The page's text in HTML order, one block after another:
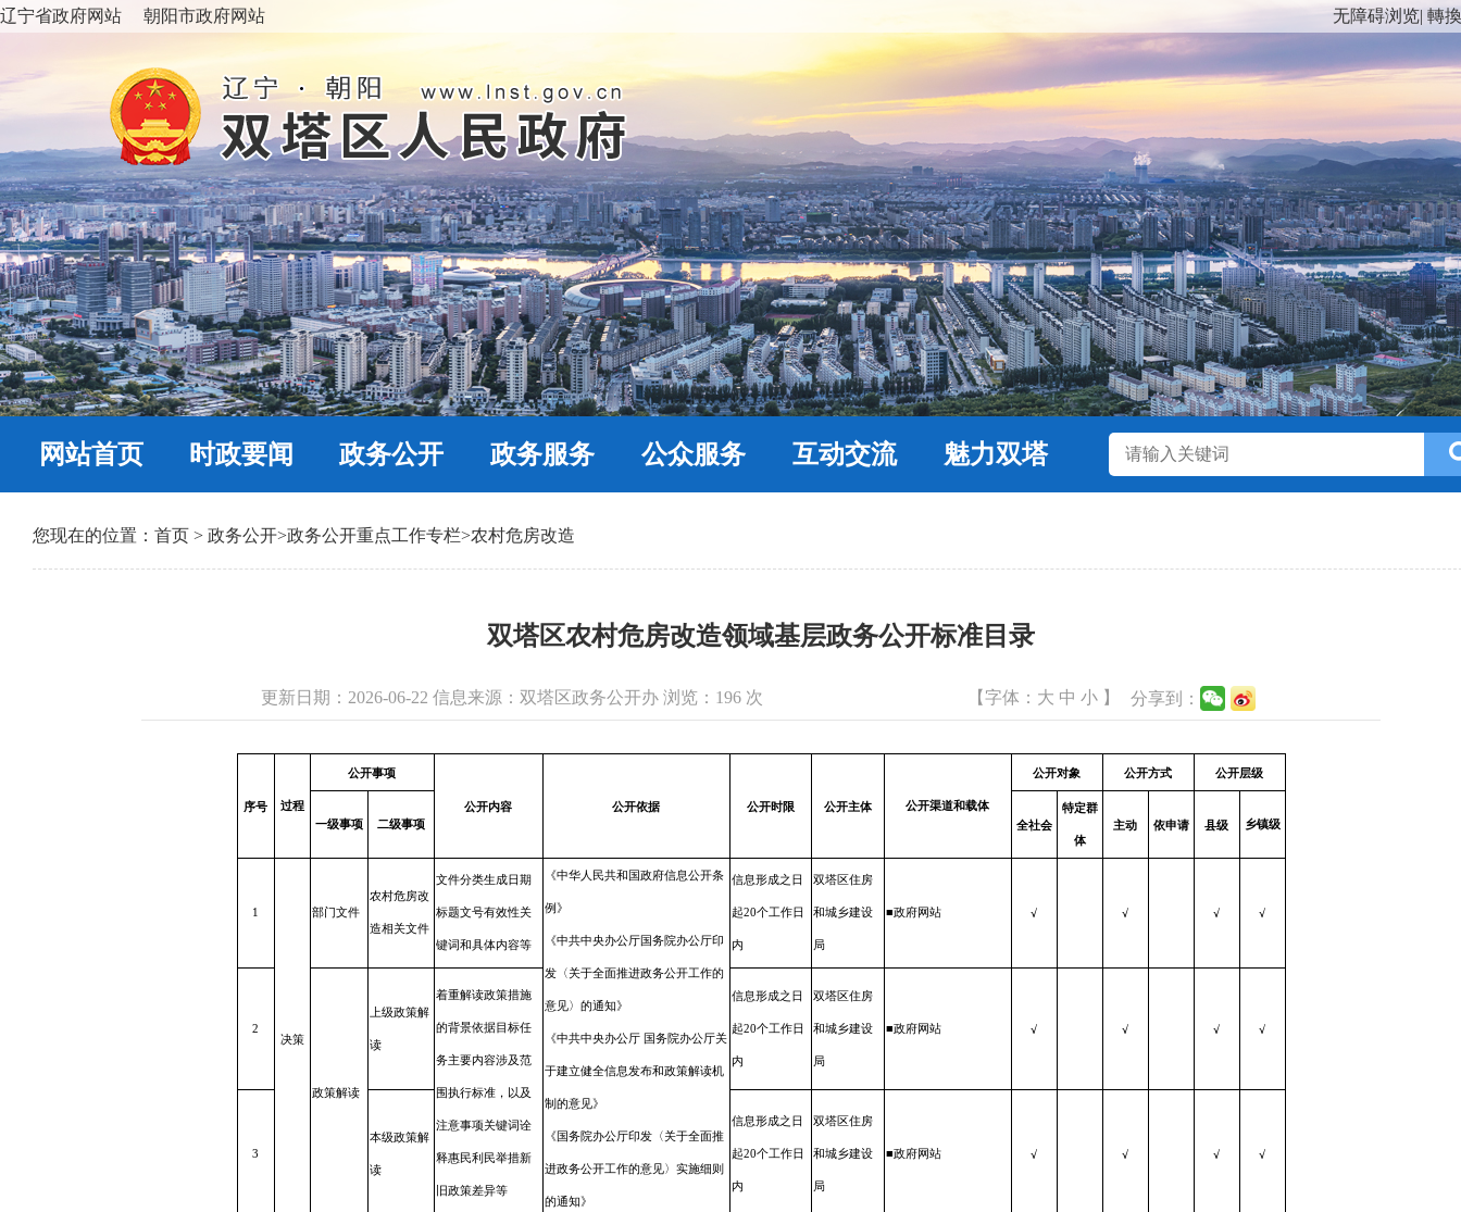
辽宁省政府网站 朝阳市政府网站 无障碍浏览| 轉
网站首页 时政要闻 政务公开 政务服务 公众服务 互动交流 魅力双塔
您现在的位置： 首页 > 政务公开>政务公开重点工作专栏>农村危房改造
双塔区农村危房改造领域基层政务公开标准目录
更新日期：2026-06-22 信息来源：双塔区政务公开办 浏览： 196 次 【字体： 大 中 小 】 分享到：
序号 过程
公开事项
公开内容 公开依据 公开时限 公开主体 公开渠道和载体
公开对象 公开方式 公开层级
一级事项 二级事项 全社会
特定群
体
主动 依申请 县级 乡镇级
1
决策
部门文件
农村危房改
造相关文件
文件分类生成日期
标题文号有效性关
键词和具体内容等
《中华人民共和国政府信息公开条
例》
《中共中央办公厅国务院办公厅印
发〈关于全面推进政务公开工作的
意见〉的通知》
《中共中央办公厅 国务院办公厅关
于建立健全信息发布和政策解读机
制的意见》
《国务院办公厅印发〈关于全面推
进政务公开工作的意见〉实施细则
的通知》
信息形成之 日
起20个工作日
内
双塔区住房
和城乡建设
局
■政府网站 √ √ √ √
2
政策解读
上级政策解
读
着重解读政策措施
的背景依据目标任
务主要内容涉及范
围执行标准， 以及
注意事项关键词诠
释惠民利民举措新
旧政策差异等
信息形成之 日
起20个工作日
内
双塔区住房
和城乡建设
局
■政府网站 √ √ √ √
3
本级政策解
读
信息形成之 日
起20个工作日
内
双塔区住房
和城乡建设
局
■政府网站 √ √ √ √